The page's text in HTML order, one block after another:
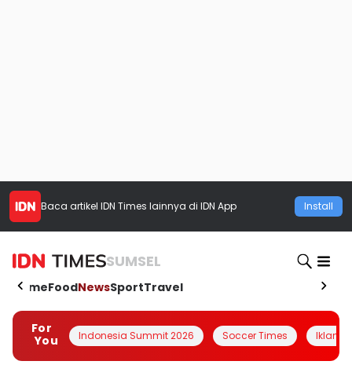
Baca artikel IDN Times lainnya di IDN App Install
SUMSEL
HomeFoodNewsSportTravel
For
You
Indonesia Summit 2026 Soccer Times Iklanin